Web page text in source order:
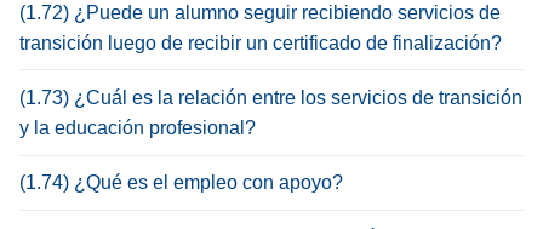
(1.72) ¿Puede un alumno seguir recibiendo servicios de
transición luego de recibir un certificado de finalización?
(1.73) ¿Cuál es la relación entre los servicios de transición
y la educación profesional?
(1.74) ¿Qué es el empleo con apoyo?